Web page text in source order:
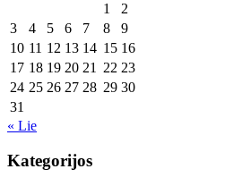
1
2
3
4 5 6 7 8
9
10 11 12 13 14 15 16
17 18 19 20 21 22 23
24 25 26 27 28 29 30
31
« Lie
Kategorijos